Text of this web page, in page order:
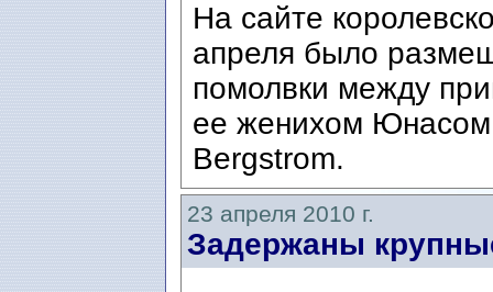
На сайте
апреля было
помолвки между
ее женихом
Bergstrom.
23 апреля 2010 г.
Задержаны